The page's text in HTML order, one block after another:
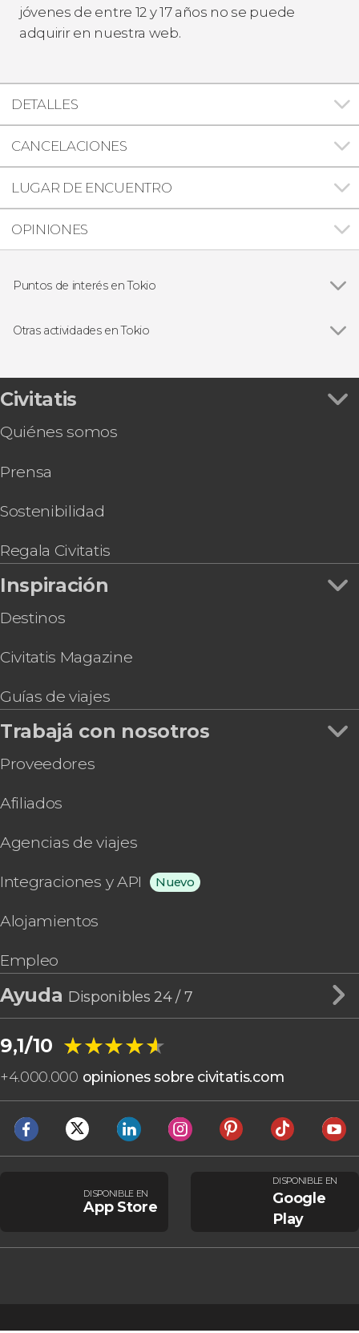
jóvenes de entre 12 y 17 años no se puede
adquirir en nuestra web.
DETALLES
CANCELACIONES
LUGAR DE ENCUENTRO
OPINIONES
Puntos de interés en Tokio
Senso-ji
Parque Ueno
Otras actividades en Tokio
Tour en kart por Tokio
Entrada a los estudios de Harry Potter de Tokio
Taller de palillos japoneses en Tokio
Visita guiada por el Museo Nacional de Arte
Tour en bicicleta por Tokio
Entrada al observatorio de la Torre de Tokio
Civitatis
Quiénes somos
Prensa
Sostenibilidad
Regala Civitatis
Inspiración
Destinos
Civitatis Magazine
Guías de viajes
Trabajá con nosotros
Proveedores
Afiliados
Agencias de viajes
Integraciones y API Nuevo
Alojamientos
Empleo
Ayuda Disponibles 24 / 7
9,1/10 ★★★★★
★★★★★
+4.000.000 opiniones sobre civitatis.com
DISPONIBLE EN
App Store
DISPONIBLE EN
Google
Play